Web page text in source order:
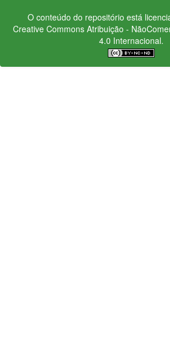
O conteúdo do repositório está
Creative CommonsAtribuição -
4.0 Internacional.